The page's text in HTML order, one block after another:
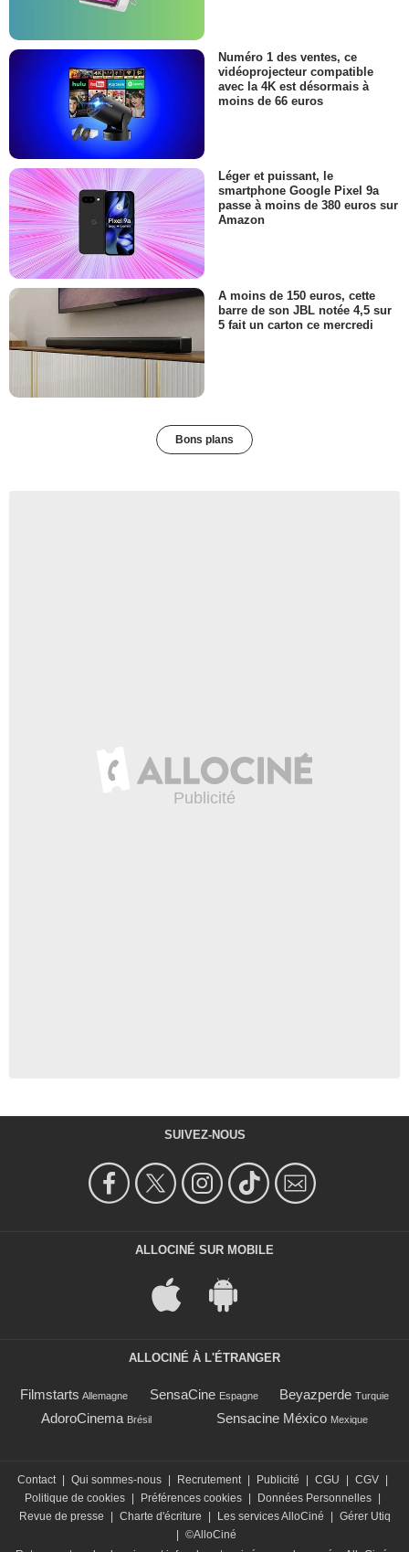
Numéro 1 des ventes, ce
vidéoprojecteur compatible
avec la 4K est désormais à
moins de 66 euros
Léger et puissant, le
smartphone Google Pixel 9a
passe à moins de 380 euros sur
Amazon
A moins de 150 euros, cette
barre de son JBL notée 4,5 sur
5 fait un carton ce mercredi
Bons plans
SUIVEZ-NOUS
ALLOCINÉ SUR MOBILE
ALLOCINÉ À L'ÉTRANGER
Filmstarts Allemagne SensaCine Espagne Beyazperde Turquie
AdoroCinema Brésil Sensacine México Mexique
Contact Qui sommes-nous Recrutement Publicité CGU CGV
Politique de cookies
Préférences cookies Données Personnelles
Revue de presse
Charte d'écriture Les services AlloCiné
Gérer Utiq
©AlloCiné